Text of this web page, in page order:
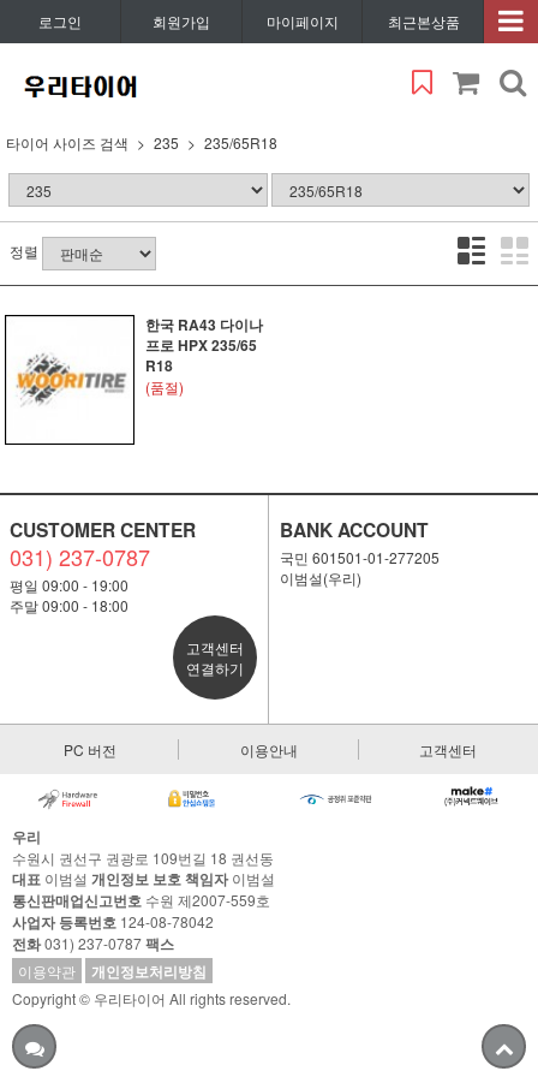
로그인 회원가입 마이페이지 최근본상품
타이어 사이즈 검색 235 235/65R18
정렬
한국 RA43 다이나
프로 HPX 235/65
R18
(품절)
CUSTOMER CENTER
031) 237-0787
평일 09:00 - 19:00
주말 09:00 - 18:00
고객센터
연결하기
BANK ACCOUNT
국민 601501-01-277205
이범설(우리)
PC 버전 이용안내 고객센터
우리
수원시 권선구 권광로 109번길 18 권선동
대표 이범설 개인정보 보호 책임자이범설
통신판매업신고번호 수원 제2007-559호
사업자 등록번호 124-08-78042
전화031) 237-0787팩스
이용약관 개인정보처리방침
Copyright © 우리타이어 All rights reserved.